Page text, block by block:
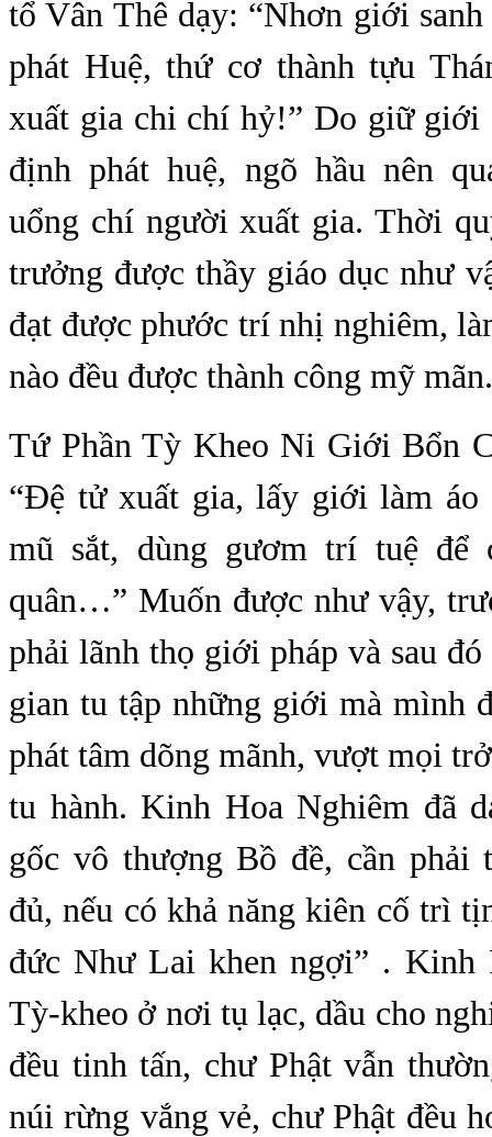
tổ Vân Thê dạy: “Nhơn giới
phát Huệ, thứ cơ thành tựu
xuất gia chi chí hỷ!” Do giữ giới
định phát huệ, ngõ hầu nên
uổng chí người xuất gia. Thời
trưởng được thầy giáo dục như
đạt được phước trí nhị nghiêm,
nào đều được thành công mỹ mãn.
Tứ Phần Tỳ Kheo Ni Giới Bổn
“Đệ tử xuất gia, lấy giới làm áo
mũ sắt, dùng gươm trí tuệ để
quân…” Muốn được như vậy,
phải lãnh thọ giới pháp và sau
gian tu tập những giới mà mình
phát tâm dõng mãnh, vượt mọi
tu hành. Kinh Hoa Nghiêm đã
gốc vô thượng Bồ đề, cần
đủ, nếu có khả năng kiên cố trì
đức Như Lai khen ngợi” . Kinh
Tỳ-kheo ở nơi tụ lạc, dầu cho
đều tinh tấn, chư Phật vẫn
núi rừng vắng vẻ, chư Phật đều